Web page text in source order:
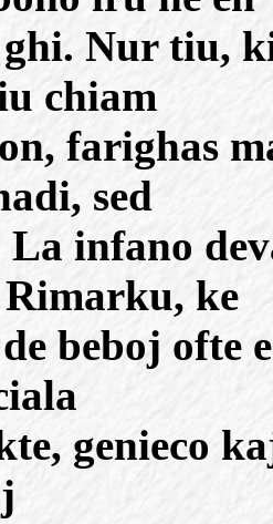
Nur tiu,
chiam
farighas
sed
infano
ke
beboj ofte
genieco